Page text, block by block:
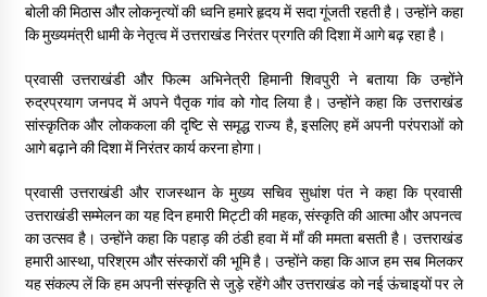
बोली की मिठास और लोकनृत्यों की ध्वनि हमारे हृदय में सदा गूंजती रहती है। उन्होंने कहा
कि मुख्यमंत्री धामी के नेतृत्व में उत्तराखंड निरंतर प्रगति की दिशा में आगे बढ़ रहा है।
प्रवासी उत्तराखंडी और फिल्म अभिनेत्री हिमानी शिवपुरी ने बताया कि उन्होंने
रुद्रप्रयाग जनपद में अपने पैतृक गांव को गोद लिया है। उन्होंने कहा कि उत्तराखंड
सांस्कृतिक और लोककला की दृष्टि से समृद्ध राज्य है, इसलिए हमें अपनी परंपराओं को
आगे बढ़ाने की दिशा में निरंतर कार्य करना होगा।
प्रवासी उत्तराखंडी और राजस्थान के मुख्य सचिव सुधांश पंत ने कहा कि प्रवासी
उत्तराखंडी सम्मेलन का यह दिन हमारी मिट्टी की महक, संस्कृति की आत्मा और अपनत्व
का उत्सव है। उन्होंने कहा कि पहाड़ की ठंडी हवा में माँ की ममता बसती है। उत्तराखंड
हमारी आस्था, परिश्रम और संस्कारों की भूमि है। उन्होंने कहा कि आज हम सब मिलकर
यह संकल्प लें कि हम अपनी संस्कृति से जुड़े रहेंगे और उत्तराखंड को नई ऊंचाइयों पर ले